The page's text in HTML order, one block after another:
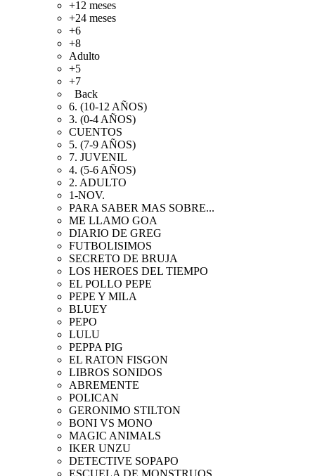
+12 meses
+24 meses
+6
+8
Adulto
+5
+7
Back
6. (10-12 AÑOS)
3. (0-4 AÑOS)
CUENTOS
5. (7-9 AÑOS)
7. JUVENIL
4. (5-6 AÑOS)
2. ADULTO
1-NOV.
PARA SABER MAS SOBRE...
ME LLAMO GOA
DIARIO DE GREG
FUTBOLISIMOS
SECRETO DE BRUJA
LOS HEROES DEL TIEMPO
EL POLLO PEPE
PEPE Y MILA
BLUEY
PEPO
LULU
PEPPA PIG
EL RATON FISGON
LIBROS SONIDOS
ABREMENTE
POLICAN
GERONIMO STILTON
BONI VS MONO
MAGIC ANIMALS
IKER UNZU
DETECTIVE SOPAPO
ESCUELA DE MONSTRUOS